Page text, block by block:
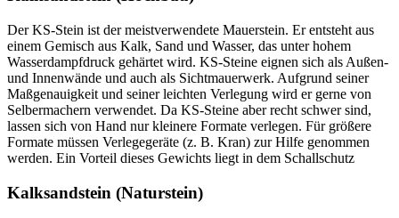
Der KS-Stein ist der meistverwendete Mauerstein. Er entsteht aus
einem Gemisch aus Kalk, Sand und Wasser, das unter hohem
Wasserdampfdruck gehärtet wird. KS-Steine eignen sich als Außen-
und Innenwände und auch als Sichtmauerwerk. Aufgrund seiner
Maßgenauigkeit und seiner leichten Verlegung wird er gerne von
Selbermachern verwendet. Da KS-Steine aber recht schwer sind,
lassen sich von Hand nur kleinere Formate verlegen. Für größere
Formate müssen Verlegegeräte (z. B. Kran) zur Hilfe genommen
werden. Ein Vorteil dieses Gewichts liegt in dem Schallschutz
Kalksandstein (Naturstein)